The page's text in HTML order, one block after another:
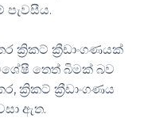
පැවසීය.
ක්‍රිකට් ක්‍රීඩාංගණයක්
තෙත් බිමක් බව
ක්‍රිකට් ක්‍රීඩාංගණය
ඇත.